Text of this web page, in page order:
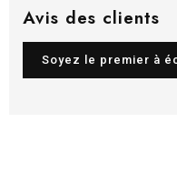
Avis des clients
Soyez le premier à